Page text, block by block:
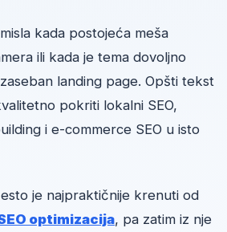
kada postojeća meša
ili kada je tema dovoljno
landing page. Opšti tekst
pokriti lokalni SEO,
i e-commerce SEO u isto
je najpraktičnije krenuti od
optimizacija, pa zatim iz nje